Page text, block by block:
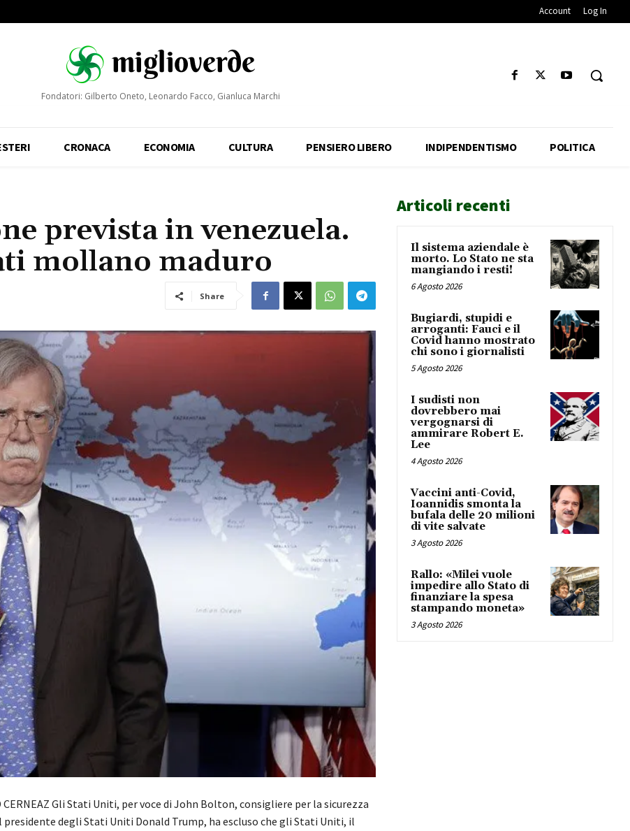
Account Log In
Fondatori: Gilberto Oneto, Leonardo Facco, Gianluca Marchi
CRONACA ECONOMIA CULTURA PENSIERO LIBERO INDIPENDENTISMO POLITICA
prevista in venezuela.
mollano maduro
Share
CERNEAZ Gli Stati Uniti, per voce di John Bolton, consigliere per la sicurezza
presidente degli Stati Uniti Donald Trump, ha escluso che gli Stati Uniti, il
Articoli recenti
Il sistema aziendale è
morto. Lo Stato ne sta
mangiando i resti!
6 Agosto 2026
Bugiardi, stupidi e
arroganti: Fauci e il
Covid hanno mostrato
chi sono i giornalisti
5 Agosto 2026
I sudisti non
dovrebbero mai
vergognarsi di
ammirare Robert E.
Lee
4 Agosto 2026
Vaccini anti-Covid,
Ioannidis smonta la
bufala delle 20 milioni
di vite salvate
3 Agosto 2026
Rallo: «Milei vuole
impedire allo Stato di
finanziare la spesa
stampando moneta»
3 Agosto 2026